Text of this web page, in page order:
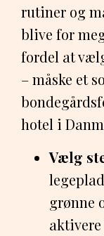
rutiner og
blive for
fordel at
– måske et
hotel i
Vælg
grønne